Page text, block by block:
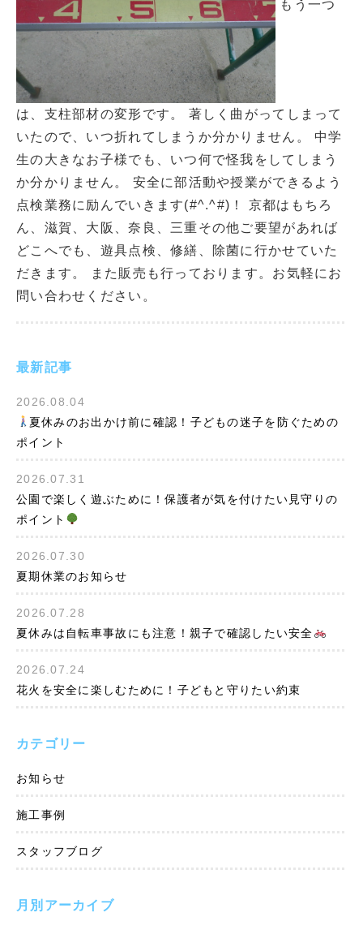
最新記事
2026.08.04
夏休みのお出かけ前に確認！子どもの迷子を防ぐための
ポイント
2026.07.31
公園で楽しく遊ぶために！保護者が気を付けたい見守りの
ポイント
2026.07.30
夏期休業のお知らせ
2026.07.28
夏休みは自転車事故にも注意！親子で確認したい安全
2026.07.24
花火を安全に楽しむために！子どもと守りたい約束
カテゴリー
お知らせ
施工事例
スタッフブログ
月別アーカイブ
もう一つ
は、支柱部材の変形です。 著しく曲がってしまって
いたので、いつ折れてしまうか分かりません。 中学
生の大きなお子様でも、いつ何で怪我をしてしまう
か分かりません。 安全に部活動や授業ができるよう
点検業務に励んでいきます(#^.^#)！ 京都はもちろ
ん、滋賀、大阪、奈良、三重その他ご要望があれば
どこへでも、遊具点検、修繕、除菌に行かせていた
だきます。 また販売も行っております。お気軽にお
問い合わせください。